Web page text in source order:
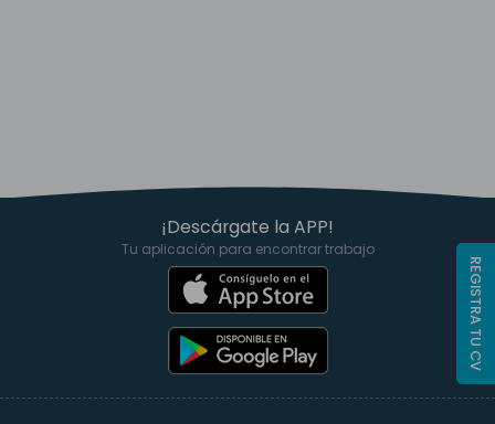
¡Descárgate la APP!
Tu aplicación para encontrar trabajo
REGISTRA TU CV